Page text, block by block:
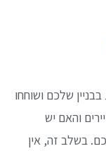
שלכם ושוחחו
והאם יש
בתהליך תמ״א 38 מלבדכם. בשלב זה, אין